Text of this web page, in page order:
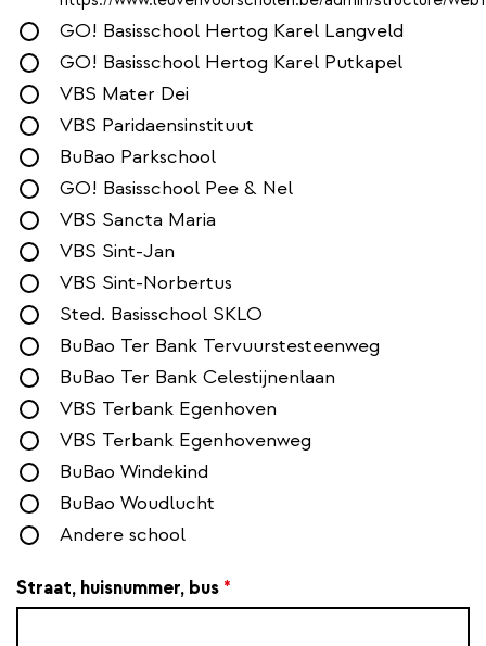
GO! Basisschool Hertog Karel Langveld
GO! Basisschool Hertog Karel Putkapel
VBS Mater Dei
VBS Paridaensinstituut
BuBao Parkschool
GO! Basisschool Pee & Nel
VBS Sancta Maria
VBS Sint-Jan
VBS Sint-Norbertus
Sted. Basisschool SKLO
BuBao Ter Bank Tervuurstesteenweg
BuBao Ter Bank Celestijnenlaan
VBS Terbank Egenhoven
VBS Terbank Egenhovenweg
BuBao Windekind
BuBao Woudlucht
Andere school
Straat, huisnummer, bus *